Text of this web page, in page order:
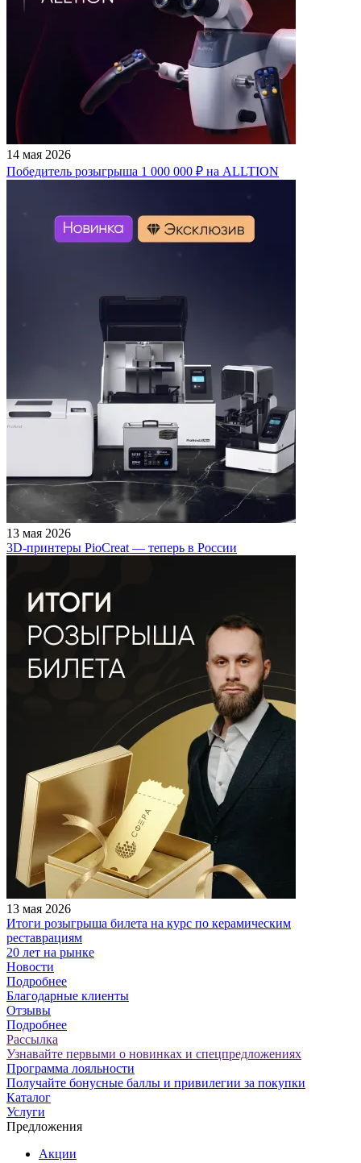
14 мая 2026
Победитель розыгрыша 1 000 000 ₽ на ALLTION
13 мая 2026
3D-принтеры PioCreat — теперь в России
13 мая 2026
Итоги розыгрыша билета на курс по керамическим
реставрациям
20 лет на рынке
Новости
Подробнее
Благодарные клиенты
Отзывы
Подробнее
Рассылка
Узнавайте первыми о новинках и спецпредложениях
Программа лояльности
Получайте бонусные баллы и привилегии за покупки
Каталог
Услуги
Предложения
Акции